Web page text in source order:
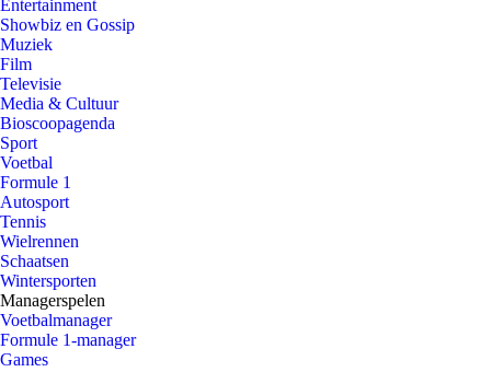
Entertainment
Showbiz en Gossip
Muziek
Film
Televisie
Media & Cultuur
Bioscoopagenda
Sport
Voetbal
Formule 1
Autosport
Tennis
Wielrennen
Schaatsen
Wintersporten
Managerspelen
Voetbalmanager
Formule 1-manager
Games